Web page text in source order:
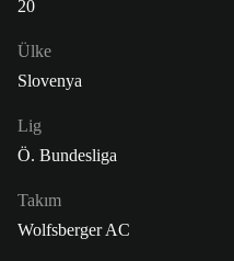
20
Ülke
Slovenya
Lig
Ö. Bundesliga
Takım
Wolfsberger AC